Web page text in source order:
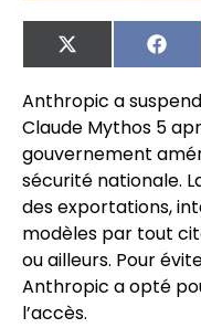
X
(Twitter)
Anthropic a
Claude Mythos 5
gouvernement
sécurité nationale.
des exportations,
modèles par tout
ou ailleurs. Pour
Anthropic a opté
l’accès.